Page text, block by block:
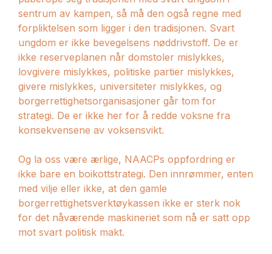
sentrum av kampen, så må den også regne med
forpliktelsen som ligger i den tradisjonen. Svart
ungdom er ikke bevegelsens nøddrivstoff. De er
ikke reserveplanen når domstoler mislykkes,
lovgivere mislykkes, politiske partier mislykkes,
givere mislykkes, universiteter mislykkes, og
borgerrettighetsorganisasjoner går tom for
strategi. De er ikke her for å redde voksne fra
konsekvensene av voksensvikt.
Og la oss være ærlige, NAACPs oppfordring er
ikke bare en boikottstrategi. Den innrømmer, enten
med vilje eller ikke, at den gamle
borgerrettighetsverktøykassen ikke er sterk nok
for det nåværende maskineriet som nå er satt opp
mot svart politisk makt.